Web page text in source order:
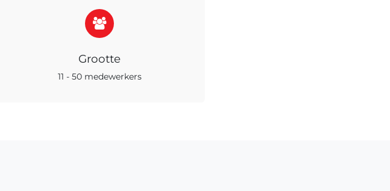
Grootte
11 - 50 medewerkers